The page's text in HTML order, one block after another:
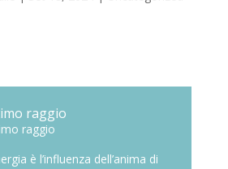
raggio
raggio
è l’influenza dell’anima di